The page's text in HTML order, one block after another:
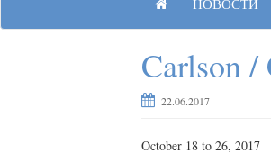
Н
Я
Т
Carlson
22.06.2017
October 18 to 26, 2017